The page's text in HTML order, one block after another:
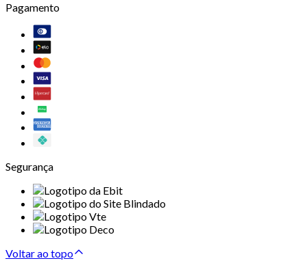
Pagamento
Segurança
Voltar ao topo